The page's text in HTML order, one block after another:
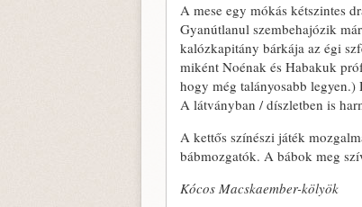
A mese egy mókás kétszintes
Gyanútlanul szembehajózik
kalózkapitány bárkája az égi
miként Noénak és Habakuk
hogy még talányosabb
A látványban / díszletben is
A kettős színészi játék
bábmozgatók. A bábok meg
Kócos Macskaember-kölyök